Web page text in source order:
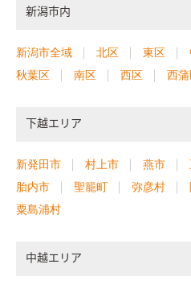
新潟市内
新潟市全域 北区 東区
秋葉区
南区 西区 西
下越エリア
新発田市 村上市 燕市
胎内市
聖籠町 弥彦村
粟島浦村
中越エリア